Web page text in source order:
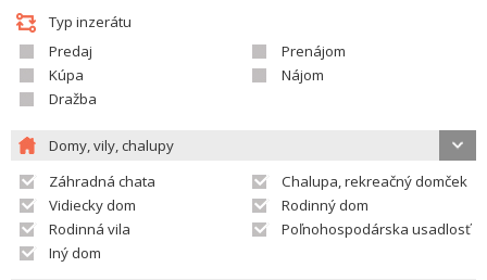
Typ inzerátu
Predaj
Prenájom
Kúpa
Nájom
Dražba
Domy, vily, chalupy
Záhradná chata
Chalupa, rekreačný domček
Vidiecky dom
Rodinný dom
Rodinná vila
Poľnohospodárska usadlosť
Iný dom